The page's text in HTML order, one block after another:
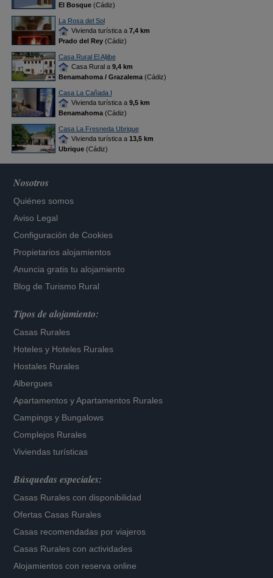
El Bosque(Cádiz)
La Rosa del Sol
Vivienda turística a 7,4 km
Prado del Rey(Cádiz)
Casa Rural El Aljibe
Casa Rural a 9,4 km
Benamahoma / Grazalema(Cádiz)
Casa La Cañada I
Vivienda turística a 9,5 km
Benamahoma(Cádiz)
Casa La Fresneda Ubrique
Vivienda turística a 13,5 km
Ubrique(Cádiz)
Nosotros
Quiénes somos
Aviso Legal
Configuración de Cookies
Propietarios alojamientos
Anuncia gratis tu alojamiento
Blog de Turismo Rural
Tipos de alojamiento:
Casas Rurales
Hoteles y Hoteles Rurales
Hostales Rurales
Albergues
Apartamentos yApartamentos Rurales
Campings y Bungalows
Complejos Rurales
Viviendas turísticas
Búsquedas especiales:
Casas Rurales con disponibilidad
Ofertas Casas Rurales
Casas recomendadas por viajeros
Casas Rurales con actividades
Alojamientos con reserva online